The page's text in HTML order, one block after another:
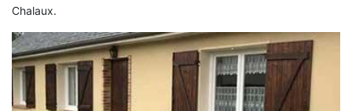
Chalaux.